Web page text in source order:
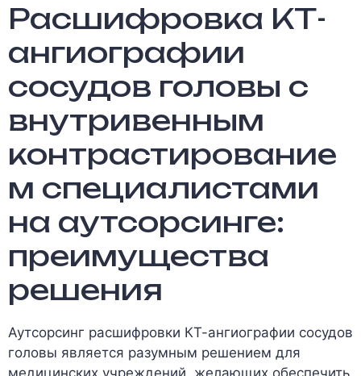
Расшифровка КТ-
ангиографии
сосудов головы с
внутривенным
контрастирование
м специалистами
на аутсорсинге:
преимущества
решения
Аутсорсинг расшифровки КТ-ангиографии сосудов
головы является разумным решением для
медицинских учреждений, желающих обеспечить